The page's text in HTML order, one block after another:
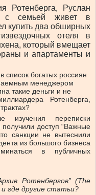
Ротенберга, Руслан
с семьей живет в
купить два обширных
отеля в
который вмещает
и апартаменты и
список богатых россиян
менеджером
такие деньги и не
Ротенберга,
изучения переписки
доступ “Важные
санкции не вытеснили
из большого бизнеса
в публичных
Ротенбергов” (The
где другие статьи?